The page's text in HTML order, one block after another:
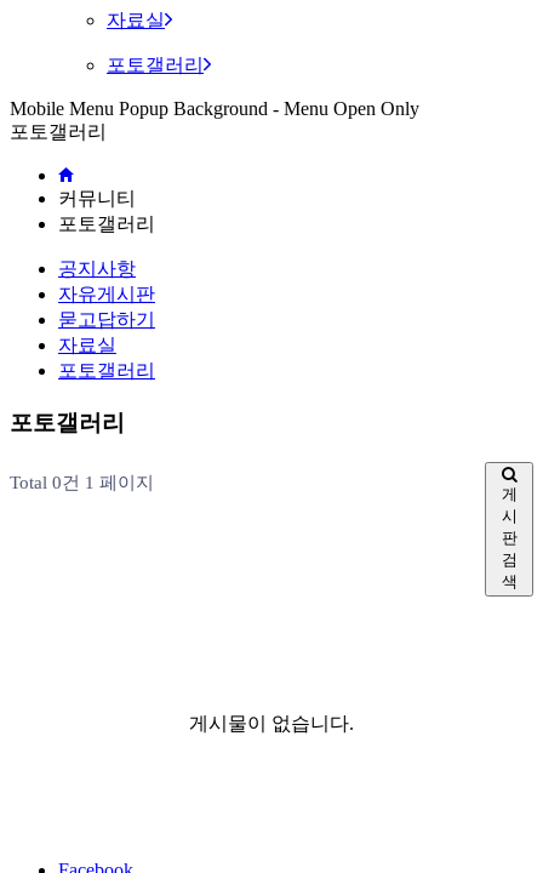
자료실
포토갤러리
Mobile Menu Popup Background - Menu Open Only
포토갤러리
커뮤니티
포토갤러리
공지사항
자유게시판
묻고답하기
자료실
포토갤러리
포토갤러리
Total 0건 1 페이지
게
시
판
검
색
게시물이 없습니다.